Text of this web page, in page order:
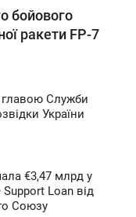
бойового
ракети FP-7
Служби
України
€3,47 млрд у
Loan від
Союзу